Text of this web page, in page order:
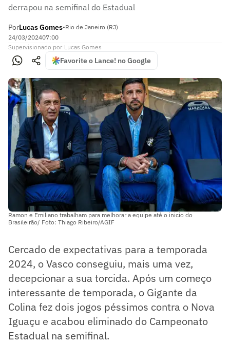
derrapou na semifinal do Estadual
PorLucas Gomes•Rio de Janeiro (RJ)
24/03/202407:00
Supervisionado por Lucas Gomes
Favorite o Lance! no Google
Ramon e Emiliano trabalham para melhorar a equipe até o inicio do
Brasileirão/ Foto: Thiago Ribeiro/AGIF
Cercado de expectativas para a temporada
2024, o Vasco conseguiu, mais uma vez,
decepcionar a sua torcida. Após um começo
interessante de temporada, o Gigante da
Colina fez dois jogos péssimos contra o Nova
Iguaçu e acabou eliminado do Campeonato
Estadual na semifinal.